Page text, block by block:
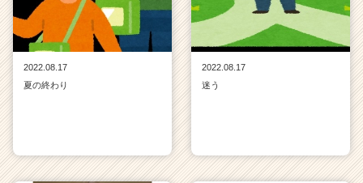
2022.08.17
夏の終わり
2022.08.17
迷う